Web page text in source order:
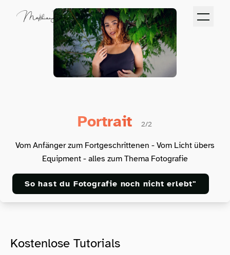
Portrait 2/2
Vom Anfänger zum Fortgeschrittenen - Vom Licht übers
Equipment - alles zum Thema Fotografie
So hast du Fotografie noch nicht erlebt"
Kostenlose Tutorials